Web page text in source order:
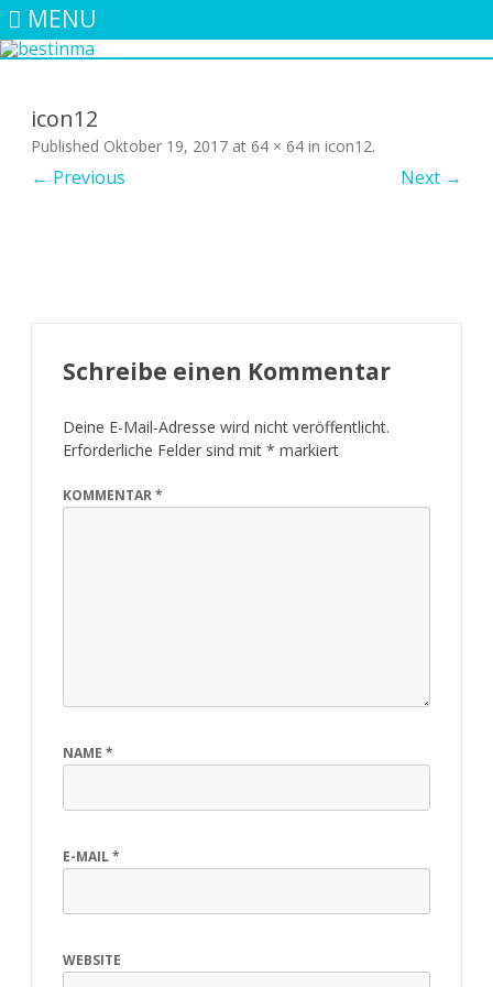
MENU
icon12
Published Oktober 19, 2017 at 64 × 64 in icon12.
← Previous Next →
Schreibe einen Kommentar
Deine E-Mail-Adresse wird nicht veröffentlicht.
Erforderliche Felder sind mit * markiert
KOMMENTAR*
NAME *
E-MAIL*
WEBSITE